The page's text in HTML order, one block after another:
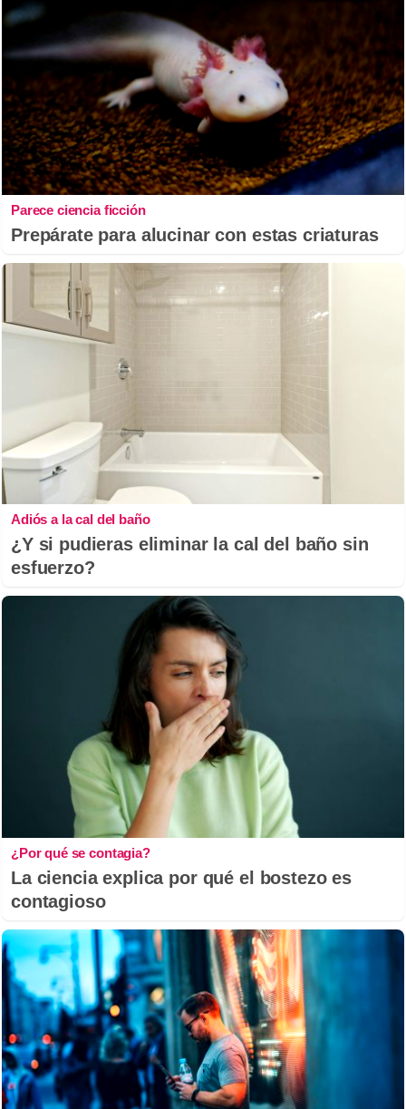
Parece ciencia ficción
Prepárate para alucinar con estas criaturas
Adiós a la cal del baño
¿Y si pudieras eliminar la cal del baño sin
esfuerzo?
¿Por qué se contagia?
La ciencia explica por qué el bostezo es
contagioso